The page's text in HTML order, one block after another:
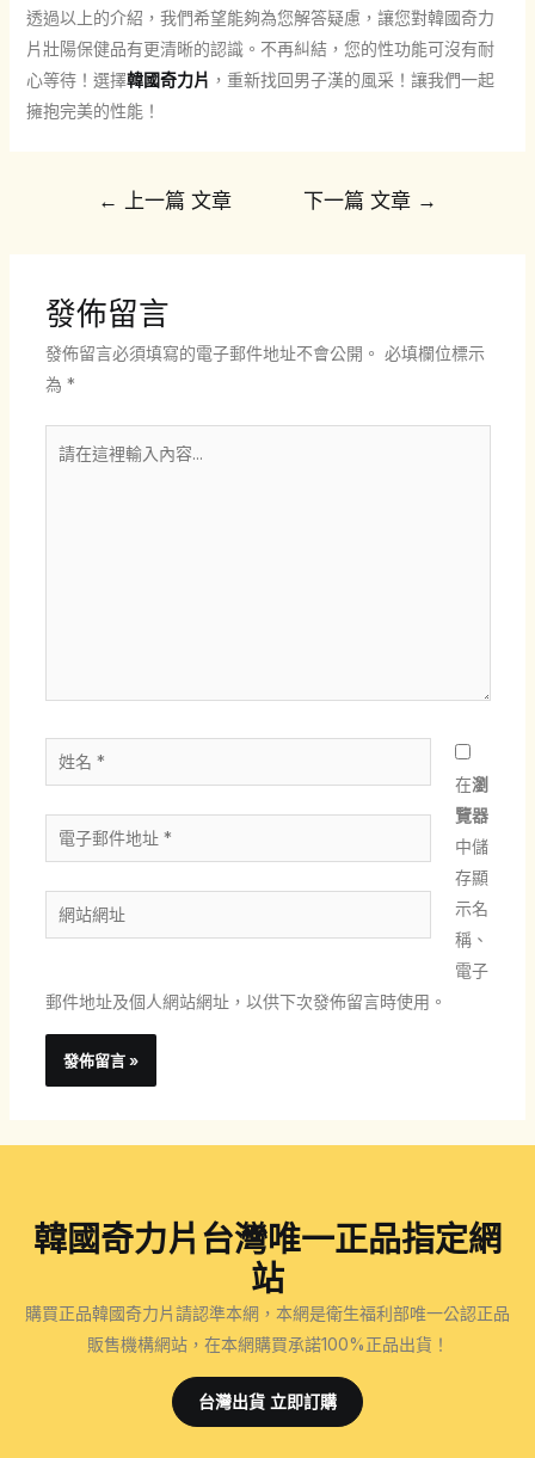
透過以上的介紹，我們希望能夠為您解答疑慮，讓您對韓國奇力
片壯陽保健品有更清晰的認識。不再糾結，您的性功能可沒有耐
心等待！選擇韓國奇力片 ，重新找回男子漢的風采！讓我們一起
擁抱完美的性能！
← 上一篇 文章 下一篇 文章 →
發佈留言
發佈留言必須填寫的電子郵件地址不會公開。 必填欄位標示
為 *
名
*
電
子
郵
件
*
站
址
在瀏
覽器
中儲
存顯
示名
稱、
電子
郵件地址及個人網站網址，以供下次發佈留言時使用。
韓國奇力片台灣唯一正品指定網
站
購買正品韓國奇力片請認準本網，本網是衛生福利部唯一公認正品
販售機構網站，在本網購買承諾100%正品出貨！
台灣出貨 立即訂購